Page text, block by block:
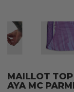
MAILLOT
AYA MC